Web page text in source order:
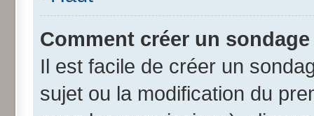
Comment créer un
Il est facile de créer un
sujet ou la modification du